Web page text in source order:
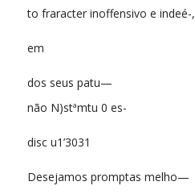
to fraracter inoffensivo e indeé-,
em
dos seus patu—
não N)stªmtu 0 es-
disc u1’3031
Desejamos promptas melho—